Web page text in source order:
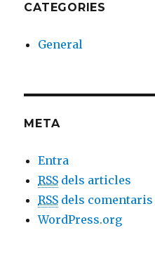
CATEGORIES
General
META
Entra
RSS dels articles
RSS dels comentaris
WordPress.org